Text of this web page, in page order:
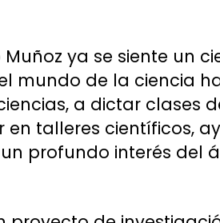
Muñoz ya se siente un
mundo de la ciencia
a dictar clases
talleres científicos,
profundo interés del